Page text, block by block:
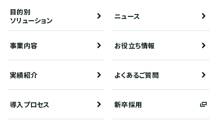
目的別
ソリューション
ニュース
事業内容 お役立ち情報
実績紹介 よくあるご質問
導入プロセス 新卒採用